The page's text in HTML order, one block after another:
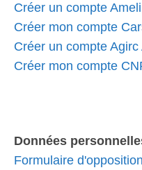
Créer un compte
Créer mon compte
Créer un compte Agirc
Créer mon compte
Données
Formulaire